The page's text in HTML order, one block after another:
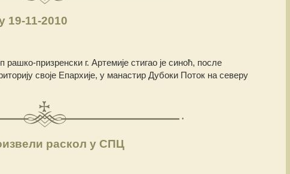
19-11-2010
призренски г. Артемије стигао је синоћ, после
своје Епархије, у манастир Дубоки Поток на северу
раскол у СПЦ